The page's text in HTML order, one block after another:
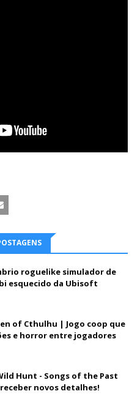
roguelike simulador de
esquecido da Ubisoft
of Cthulhu | Jogo coop que
e horror entre jogadores
Hunt - Songs of the Past
novos detalhes!